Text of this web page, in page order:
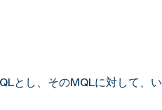
とし、そのMQLに対して、い